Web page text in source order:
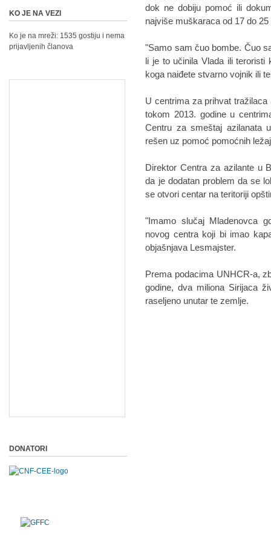
dok ne dobiju pomoć ili
najviše muškaraca od 17 do
"Samo sam čuo bombe. Čuo
li je to učinila Vlada ili
koga naiđete stvarno vojnik ili
U centrima za prihvat tražilaca
tokom 2013. godine u
Centru za smeštaj azilanata
rešen uz pomoć pomoćnih
Direktor Centra za azilante u
da je dodatan problem da se
se otvori centar na teritoriji
"Imamo slučaj Mladenovca
novog centra koji bi imao
objašnjava Lesmajster.
Prema podacima UNHCR-a,
godine, dva miliona Sirijaca
raseljeno unutar te zemlje.
KO JE NA VEZI
Ko je na mreži: 1535 gostiju i nema
prijavljenih članova
DONATORI